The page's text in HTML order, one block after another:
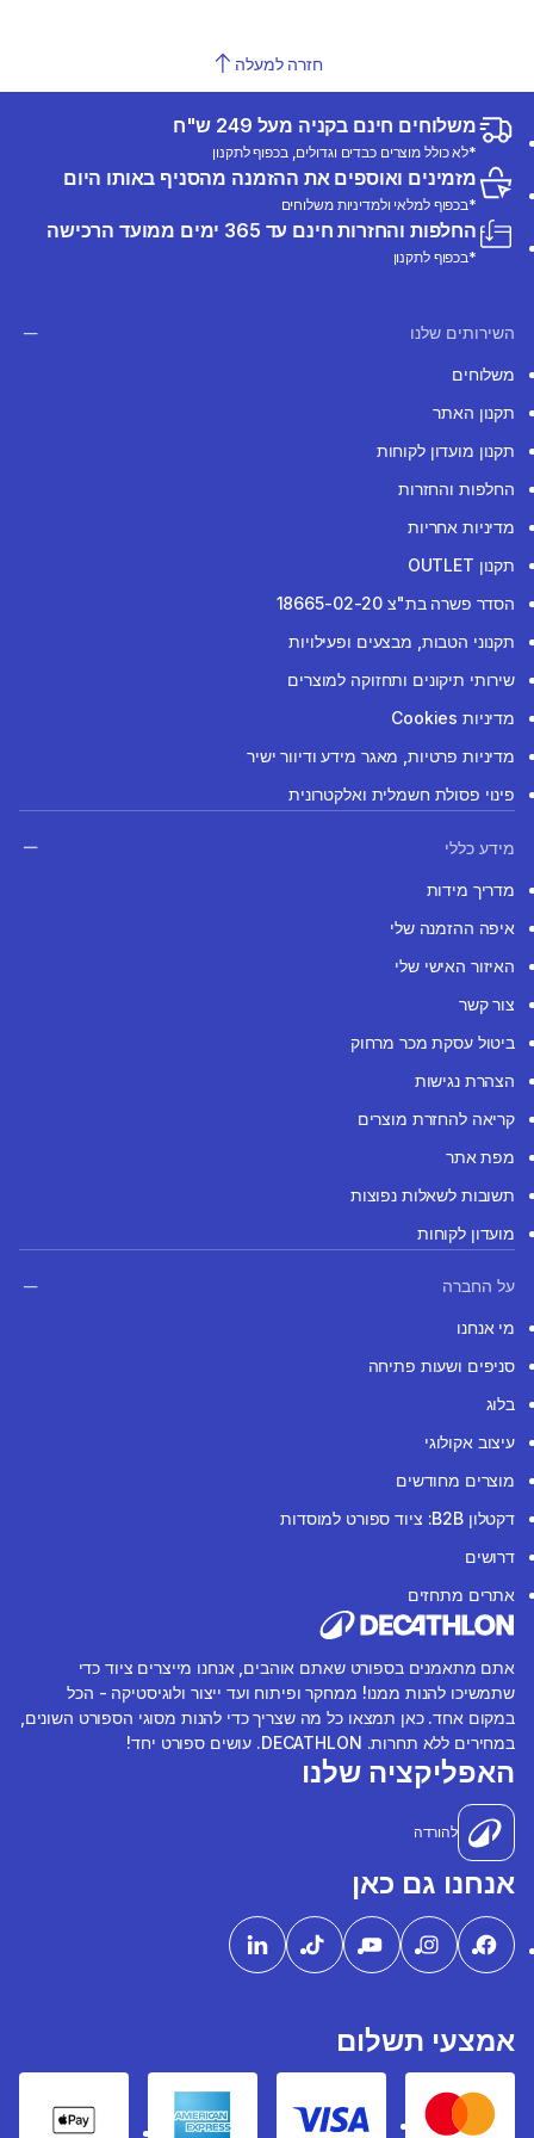
חזרה למעלה
משלוחים חינם בקניה מעל 249 ש"ח
*לא כולל מוצרים כבדים וגדולים, בכפוף לתקנון
מזמינים ואוספים את ההזמנה מהסניף באותו היום
*בכפוף למלאי ולמדיניות משלוחים
החלפות והחזרות חינם עד 365 ימים ממועד הרכישה
*בכפוף לתקנון
השירותים שלנו
משלוחים
תקנון האתר
תקנון מועדון לקוחות
החלפות והחזרות
מדיניות אחריות
תקנון OUTLET
הסדר פשרה בת"צ 18665-02-20
תקנוני הטבות, מבצעים ופעילויות
שירותי תיקונים ותחזוקה למוצרים
מדיניות Cookies
מדיניות פרטיות, מאגר מידע ודיוור ישיר
פינוי פסולת חשמלית ואלקטרונית
מידע כללי
מדריך מידות
איפה ההזמנה שלי
האיזור האישי שלי
צור קשר
ביטול עסקת מכר מרחוק
הצהרת נגישות
קריאה להחזרת מוצרים
מפת אתר
תשובות לשאלות נפוצות
מועדון לקוחות
על החברה
מי אנחנו
סניפים ושעות פתיחה
בלוג
עיצוב אקולוגי
מוצרים מחודשים
דקטלון B2B: ציוד ספורט למוסדות
דרושים
אתרים מתחזים
אתם מתאמנים בספורט שאתם אוהבים, אנחנו מייצרים ציוד כדי
שתמשיכו להנות ממנו! ממחקר ופיתוח ועד ייצור ולוגיסטיקה - הכל
במקום אחד. כאן תמצאו כל מה שצריך כדי להנות מסוגי הספורט השונים,
במחירים ללא תחרות. DECATHLON. עושים ספורט יחד!
האפליקציה שלנו
להורדה
אנחנו גם כאן
אמצעי תשלום
Mastercard
Visa
American express
Pay